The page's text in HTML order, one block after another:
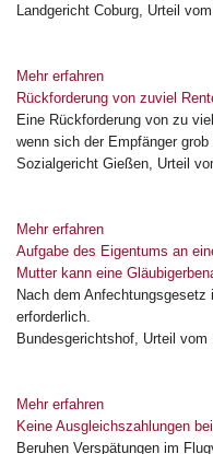
Landgericht Coburg, Urteil
Mehr erfahren
Rückforderung von zuviel
Eine Rückforderung von zu
wenn sich der Empfänger
Sozialgericht Gießen, Urteil
Mehr erfahren
Aufgabe des Eigentums an
Mutter kann eine
Nach dem
erforderlich.
Bundesgerichtshof, Urteil vom
Mehr erfahren
Keine Ausgleichszahlungen
Beruhen Verspätungen im